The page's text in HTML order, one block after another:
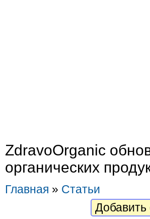
ZdravoOrganic
органических
Главная » Статьи
Добавить